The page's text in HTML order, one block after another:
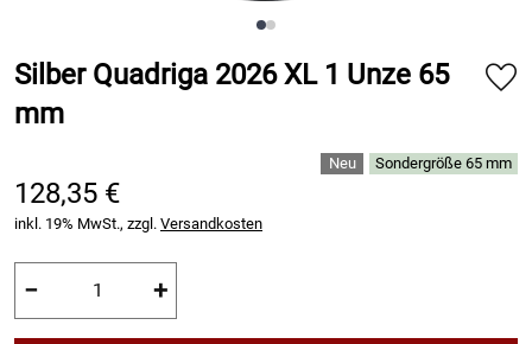
Silber Quadriga 2026 XL 1 Unze 65
mm
Sondergröße 65 mm
128,35 €
inkl. 19% MwSt., zzgl. Versandkosten
− +